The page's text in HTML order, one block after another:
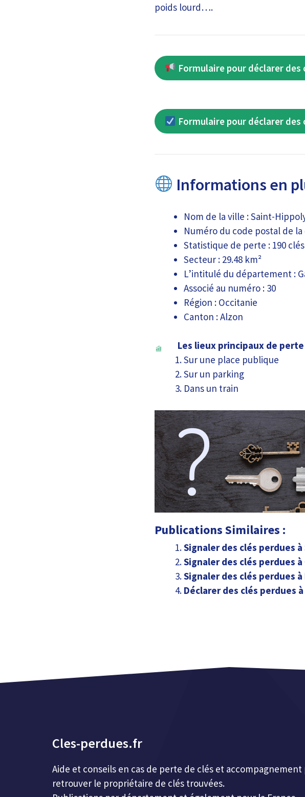
poids lourd….
Formulaire pour déclarer
Formulaire pour déclarer
Informations en
Nom de la ville : Saint-
Numéro du code postal de la
Statistique de perte : 190
Secteur : 29.48 km²
L’intitulé du département :
Associé au numéro : 30
Région : Occitanie
Canton : Alzon
Les lieux principaux de perte
Sur une place publique
Sur un parking
Dans un train
Publications Similaires :
Signaler des clés perdues
Signaler des clés perdues à
Signaler des clés perdues à
Déclarer des clés perdues
Cles-perdues.fr
Aide et conseils en cas de perte de clés et accompagnement
retrouver le propriétaire de clés trouvées.